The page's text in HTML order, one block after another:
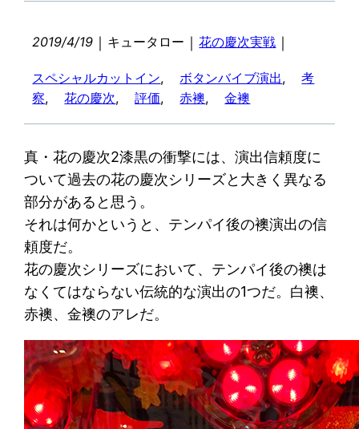
2019/4/19 ｜ キュータロー ｜花の慶次実戦 ｜
スペシャルカットイン, ボタンバイブ演出,
考
察, 花の慶次, 評価, 赤襖, 金襖
真・花の慶次2漆黒の衝撃には、演出信頼度に
ついて過去の花の慶次シリーズと大きく異なる
部分があると思う。
それは何かというと、テンパイ後の襖演出の信
頼度だ。
花の慶次シリーズにおいて、テンパイ後の襖は
なくてはならない伝統的な演出の1つだ。白襖、
赤襖、金襖のアレだ。